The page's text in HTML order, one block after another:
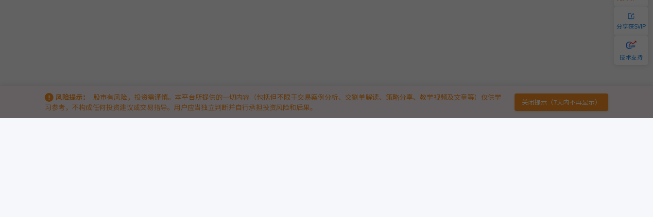
分享获SVIP
技术支持
风险提示：
股市有风险，投资需谨慎。本平台所提供的一切内容（包括但不限于交易案例分析、交割单解读、策略分享、教学视频及文章等）仅供学
习参考，不构成任何投资建议或交易指导。用户应当独立判断并自行承担投资风险和后果。
关闭提示（7天内不再显示）